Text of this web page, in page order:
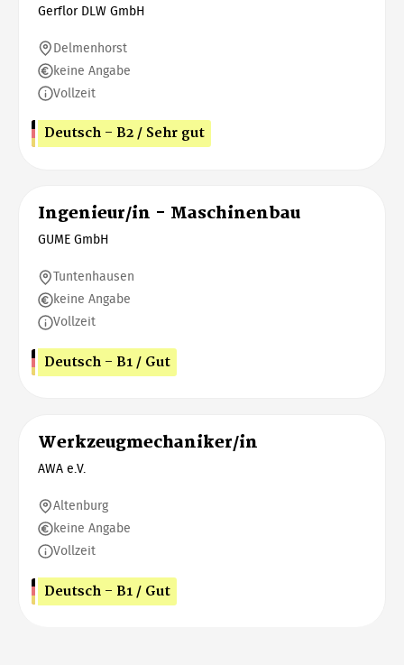
Gerflor DLW GmbH
Delmenhorst
keine Angabe
Vollzeit
Deutsch - B2 / Sehr gut
Ingenieur/in - Maschinenbau
GUME GmbH
Tuntenhausen
keine Angabe
Vollzeit
Deutsch - B1 / Gut
Werkzeugmechaniker/in
AWA e.V.
Altenburg
keine Angabe
Vollzeit
Deutsch - B1 / Gut